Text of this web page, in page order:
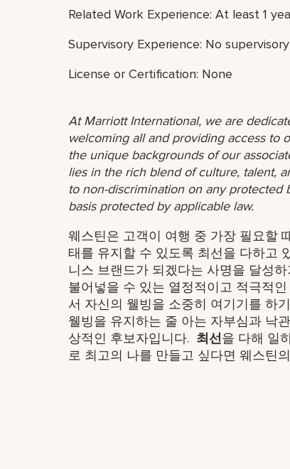
Related Work Experience: At least 1
Supervisory Experience: No
License or Certification: None
At Marriott International, we are
welcoming all and providing access to
the unique backgrounds of our
lies in the rich blend of culture, talent,
to non-discrimination on any protected
basis protected by applicable law.
웨스틴은 고객이 여행 중 가장 필요할
태를 유지할 수 있도록 최선을 다하고
니스 브랜드가 되겠다는 사명을 달성
불어넣을 수 있는 열정적이고 적극적
서 자신의 웰빙을 소중히 여기기를 하
웰빙을 유지하는 줄 아는 자부심과 낙
상적인 후보자입니다. ​ 최선을 다해 일
로 최고의 나를 만들고 싶다면 웨스틴